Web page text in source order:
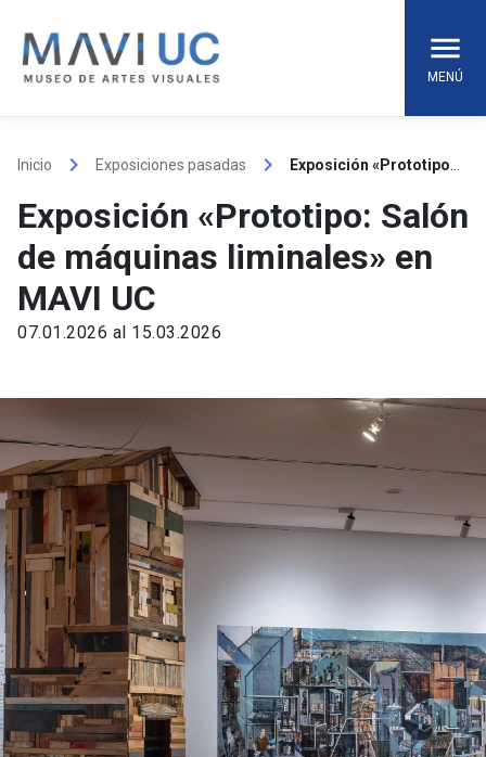
content
MENÚ
Inicio keyboard_arrow_right Exposiciones pasadas keyboard_arrow_right
Exposición «Prototipo: Salón
de máquinas liminales» en
MAVI UC
07.01.2026 al 15.03.2026